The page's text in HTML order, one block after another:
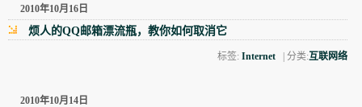
2010年10月16日
烦人的QQ邮箱漂流瓶，教你如何取消它
标签:Internet | 分类:互联网络
2010年10月14日